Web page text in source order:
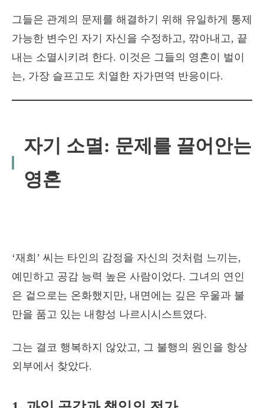
그들은 관계의 문제를 해결하기 위해 유일하게 통제
가능한 변수인 자기 자신을 수정하고, 깎아내고, 끝
내는 소멸시키려 한다. 이것은 그들의 영혼이 벌이
는, 가장 슬프고도 치열한 자가면역 반응이다.
자기 소멸: 문제를 끌어안는
영혼
‘재희’ 씨는 타인의 감정을 자신의 것처럼 느끼는,
예민하고 공감 능력 높은 사람이었다. 그녀의 연인
은 겉으로는 온화했지만, 내면에는 깊은 우울과 불
만을 품고 있는 내향성 나르시시스트였다.
그는 결코 행복하지 않았고, 그 불행의 원인을 항상
외부에서 찾았다.